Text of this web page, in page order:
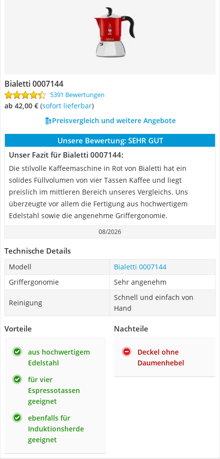
Bialetti 0007144
5391 Bewertungen
ab 42,00 € ( Sofort lieferbar)
Preisvergleich und weitere Angebote
Unsere Bewertung: SEHR GUT
Unser Fazit für Bialetti 0007144:
Die stilvolle Kaffeemaschine in Rot von Bialetti hat ein
solides Füllvolumen von vier Tassen Kaffee und liegt
preislich im mittleren Bereich unseres Vergleichs. Uns
überzeugte vor allem die Fertigung aus hochwertigem
Edelstahl sowie die angenehme Griffergonomie.
08/2026
Technische Details
Modell
Bialetti 0007144
Griffergonomie
Sehr angenehm
Reinigung
Schnell und einfach von
Hand
Vorteile
aus hochwertigem
Edelstahl
für vier
Espressotassen
geeignet
ebenfalls für
Induktionsherde
geeignet
Nachteile
Deckel ohne
Daumenhebel